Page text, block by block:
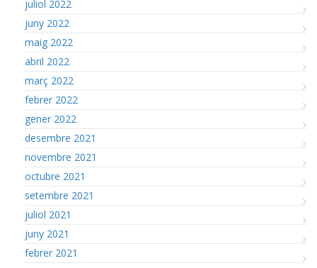
juliol 2022
juny 2022
maig 2022
abril 2022
març 2022
febrer 2022
gener 2022
desembre 2021
novembre 2021
octubre 2021
setembre 2021
juliol 2021
juny 2021
febrer 2021